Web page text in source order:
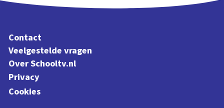
Contact
Veelgestelde vragen
Over Schooltv.nl
Privacy
Cookies